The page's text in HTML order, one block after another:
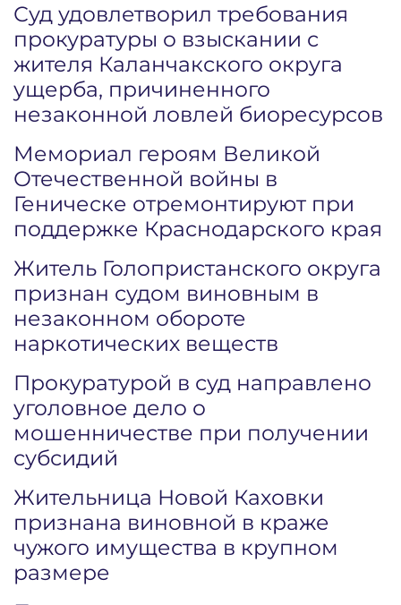
Суд удовлетворил требования
прокуратуры о взыскании с
жителя Каланчакского округа
ущерба, причиненного
незаконной ловлей биоресурсов
Мемориал героям Великой
Отечественной войны в
Геническе отремонтируют при
поддержке Краснодарского края
Житель Голопристанского округа
признан судом виновным в
незаконном обороте
наркотических веществ
Прокуратурой в суд направлено
уголовное дело о
мошенничестве при получении
субсидий
Жительница Новой Каховки
признана виновной в краже
чужого имущества в крупном
размере